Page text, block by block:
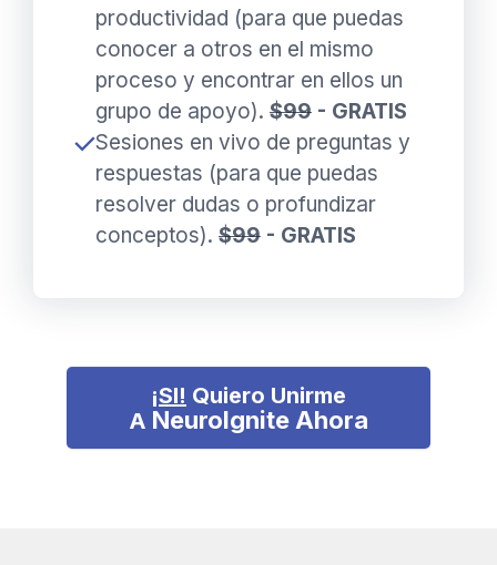
productividad (para que puedas
conocer a otros en el mismo
proceso y encontrar en ellos un
grupo de apoyo). $99 - GRATIS
Sesiones en vivo de preguntas y
respuestas (para que puedas
resolver dudas o profundizar
conceptos). $99 - GRATIS
¡SI! Quiero Unirme
A NeuroIgniteAhora